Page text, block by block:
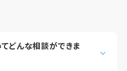
どんな相談ができま